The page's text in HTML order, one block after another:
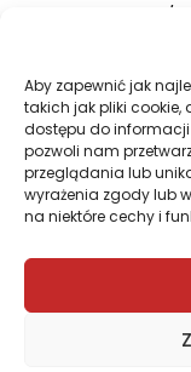
Aby zapewnić jak
takich jak pliki
dostępu do
pozwoli nam
przeglądania lub
wyrażenia zgody lub
na niektóre cechy i
ul. Trzebińska 56/15
783 783 360